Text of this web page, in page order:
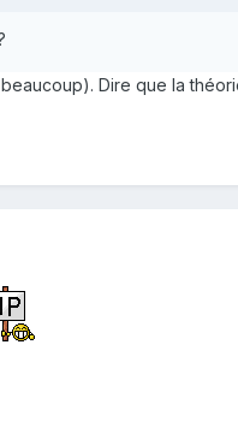
Dire que la